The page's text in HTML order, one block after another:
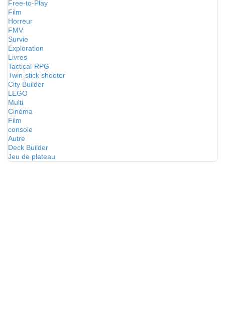
Free-to-Play
Film
Horreur
FMV
Survie
Exploration
Livres
Tactical-RPG
Twin-stick shooter
City Builder
LEGO
Multi
Cinéma
Film
console
Autre
Deck Builder
Jeu de plateau